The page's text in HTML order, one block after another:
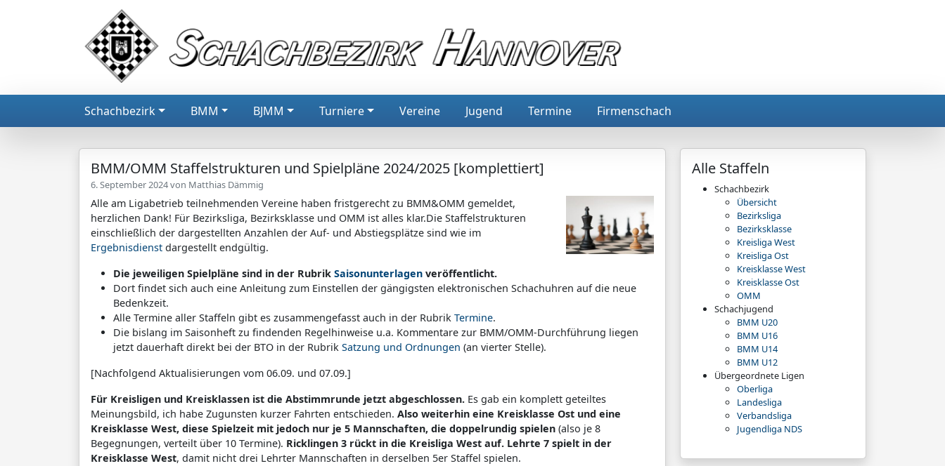
Schachbezirk BMM BJMM Turniere Vereine Jugend Termine Firmenschach
BMM/OMM Staffelstrukturen und Spielpläne 2024/2025 [komplettiert]
6. September 2024 von Matthias Dämmig
Alle am Ligabetrieb teilnehmenden Vereine haben fristgerecht zu BMM&OMM gemeldet,
herzlichen Dank! Für Bezirksliga, Bezirksklasse und OMM ist alles klar.Die Staffelstrukturen
einschließlich der dargestellten Anzahlen der Auf- und Abstiegsplätze sind wie im
Ergebnisdienst dargestellt endgültig.
Die jeweiligen Spielpläne sind in der Rubrik Saisonunterlagen veröffentlicht.
Dort findet sich auch eine Anleitung zum Einstellen der gängigsten elektronischen Schachuhren auf die neue
Bedenkzeit.
Alle Termine aller Staffeln gibt es zusammengefasst auch in der Rubrik Termine.
Die bislang im Saisonheft zu findenden Regelhinweise u.a. Kommentare zur BMM/OMM-Durchführung liegen
jetzt dauerhaft direkt bei der BTO in der Rubrik Satzung und Ordnungen (an vierter Stelle).
[Nachfolgend Aktualisierungen vom 06.09. und 07.09.]
Für Kreisligen und Kreisklassen ist die Abstimmrunde jetzt abgeschlossen. Es gab ein komplett geteiltes
Meinungsbild, ich habe Zugunsten kurzer Fahrten entschieden. Also weiterhin eine Kreisklasse Ost und eine
Kreisklasse West, diese Spielzeit mit jedoch nur je 5 Mannschaften, die doppelrundig spielen (also je 8
Begegnungen, verteilt über 10 Termine). Ricklingen 3 rückt in die Kreisliga West auf. Lehrte 7 spielt in der
Kreisklasse West, damit nicht drei Lehrter Mannschaften in derselben 5er Staffel spielen.
Alle Staffeln
Schachbezirk
Übersicht
Bezirksliga
Bezirksklasse
Kreisliga West
Kreisliga Ost
Kreisklasse West
Kreisklasse Ost
OMM
Schachjugend
BMM U20
BMM U16
BMM U14
BMM U12
Übergeordnete Ligen
Oberliga
Landesliga
Verbandsliga
Jugendliga NDS